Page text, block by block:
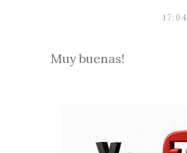
17:04
Muy buenas!